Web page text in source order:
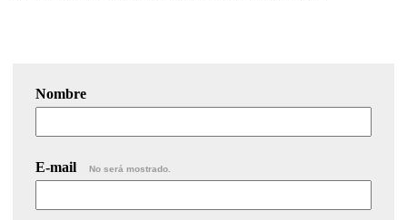
Nombre
E-mail No será mostrado.